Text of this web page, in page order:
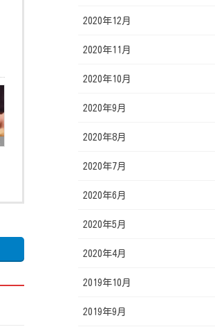
2020年12月
2020年11月
2020年10月
2020年9月
2020年8月
2020年7月
2020年6月
2020年5月
2020年4月
2019年10月
2019年9月